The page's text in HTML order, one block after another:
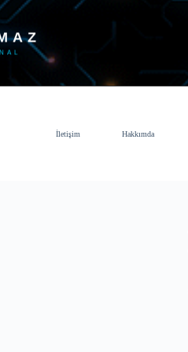
İletişim Hakkımda